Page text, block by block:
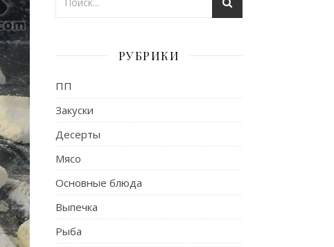
РУБРИКИ
ПП
Закуски
Десерты
Мясо
Основные блюда
Выпечка
Рыба